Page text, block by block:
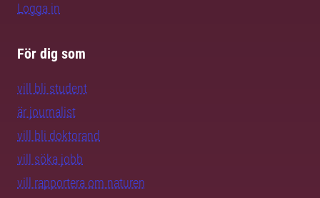
Logga in
För dig som
vill bli student
är journalist
vill bli doktorand
vill söka jobb
vill rapportera om naturen